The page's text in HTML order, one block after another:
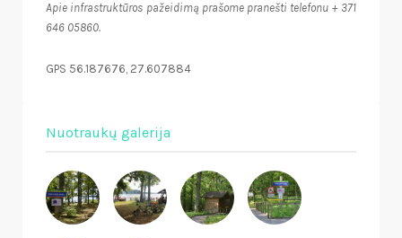
Apie infrastruktūros pažeidimą prašome pranešti telefonu + 371
646 05860.
GPS 56.187676, 27.607884
Nuotraukų galerija